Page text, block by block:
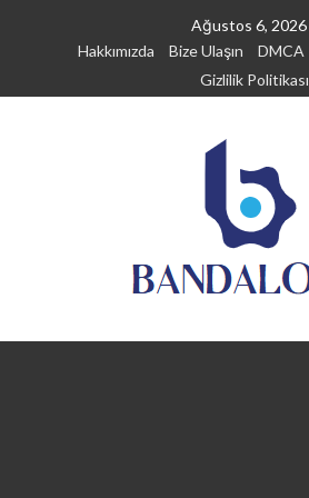
Ağustos 6, 2026
Hakkımızda
Bize Ulaşın DMCA
Gizlilik Politikası